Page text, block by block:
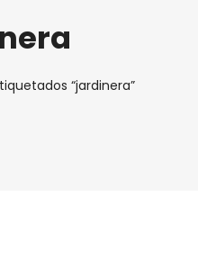
“jardinera”